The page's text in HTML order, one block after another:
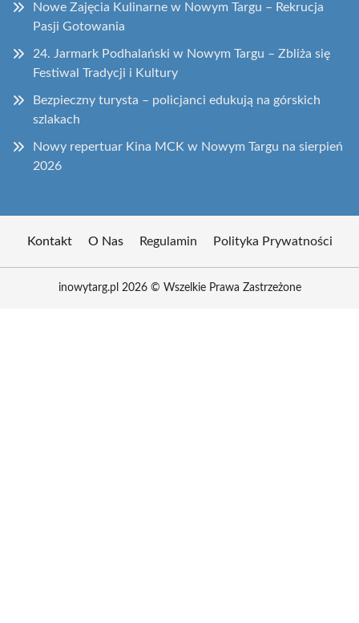
Nowe Zajęcia Kulinarne w Nowym Targu – Rekrucja
Pasji Gotowania
24. Jarmark Podhalański w Nowym Targu – Zbliża się
Festiwal Tradycji i Kultury
Bezpieczny turysta – policjanci edukują na górskich
szlakach
Nowy repertuar Kina MCK w Nowym Targu na sierpień
2026
Kontakt O Nas Regulamin Polityka Prywatności
inowytarg.pl 2026 © Wszelkie Prawa Zastrzeżone